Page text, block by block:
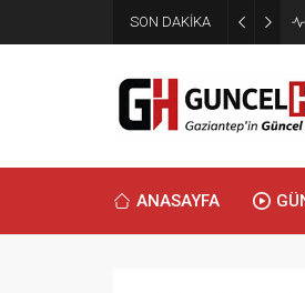
SON DAKİKA
ANASAYFA